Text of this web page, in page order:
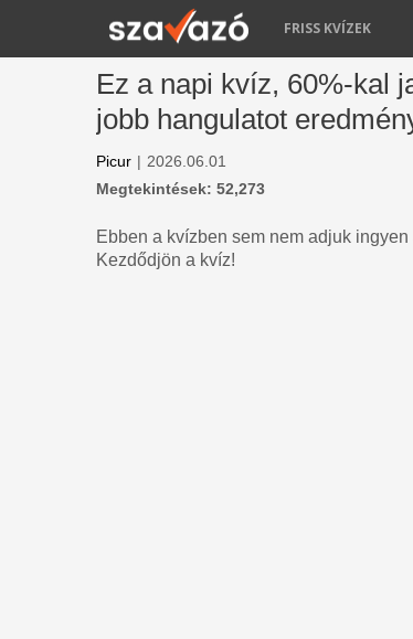
FRISS KVÍZEK
Ez a napi kvíz, 60%-kal
jobb hangulatot
Picur | 2026.06.01
Megtekintések: 52,273
Ebben a kvízben sem nem adjuk
Kezdődjön a kvíz!